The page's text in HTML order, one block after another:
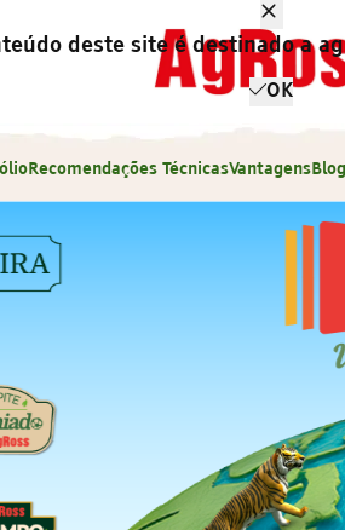
Recomendações TécnicasVantagens Blog
deste site é destinado a
OK